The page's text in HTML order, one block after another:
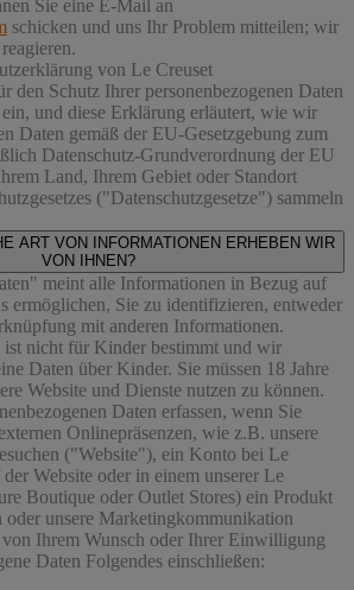
Sie eine E-Mail an
schicken und uns Ihr Problem mitteilen; wir
von Le Creuset
den Schutz Ihrer personenbezogenen Daten
und diese Erklärung erläutert, wie wir
Daten gemäß der EU-Gesetzgebung zum
Datenschutz-Grundverordnung der EU
Land, Ihrem Gebiet oder Standort
("Datenschutzgesetze") sammeln
ART VON INFORMATIONEN ERHEBEN WIR
VON IHNEN?
meint alle Informationen in Bezug auf
ermöglichen, Sie zu identifizieren, entweder
mit anderen Informationen.
ist nicht für Kinder bestimmt und wir
Daten über Kinder. Sie müssen 18 Jahre
Website und Dienste nutzen zu können.
Daten erfassen, wenn Sie
Onlinepräsenzen, wie z.B. unsere
("Website"), ein Konto bei Le
Website oder in einem unserer Le
Boutique oder Outlet Stores) ein Produkt
oder unsere Marketingkommunikation
Ihrem Wunsch oder Ihrer Einwilligung
Daten Folgendes einschließen: